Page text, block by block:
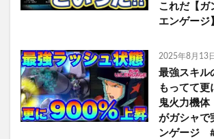
これだ【ガ
エンゲージ】
2025年8月13日
最強スキル
もってて更
鬼火力機体
がガシャ
ンゲージ